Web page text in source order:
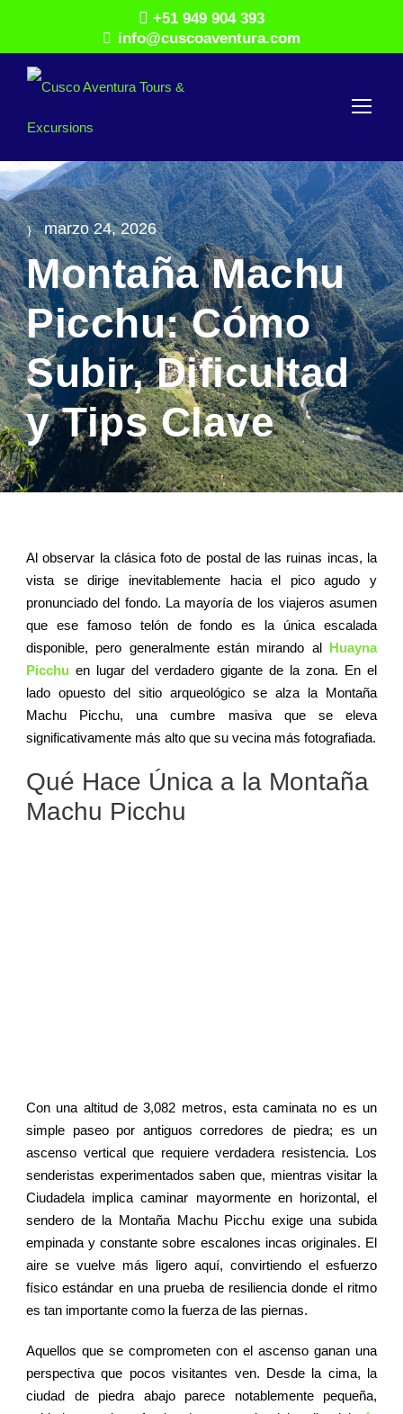
+51 949 904 393
info@cuscoaventura.com
marzo 24, 2026
Montaña Machu
Picchu: Cómo
Subir, Dificultad
y Tips Clave
Al observar la clásica foto de postal de las ruinas incas, la
vista se dirige inevitablemente hacia el pico agudo y
pronunciado del fondo. La mayoría de los viajeros asumen
que ese famoso telón de fondo es la única escalada
disponible, pero generalmente están mirando al Huayna
Picchu en lugar del verdadero gigante de la zona. En el
lado opuesto del sitio arqueológico se alza la Montaña
Machu Picchu, una cumbre masiva que se eleva
significativamente más alto que su vecina más fotografiada.
Qué Hace Única a la Montaña
Machu Picchu
Con una altitud de 3,082 metros, esta caminata no es un
simple paseo por antiguos corredores de piedra; es un
ascenso vertical que requiere verdadera resistencia. Los
senderistas experimentados saben que, mientras visitar la
Ciudadela implica caminar mayormente en horizontal, el
sendero de la Montaña Machu Picchu exige una subida
empinada y constante sobre escalones incas originales. El
aire se vuelve más ligero aquí, convirtiendo el esfuerzo
físico estándar en una prueba de resiliencia donde el ritmo
es tan importante como la fuerza de las piernas.
Aquellos que se comprometen con el ascenso ganan una
perspectiva que pocos visitantes ven. Desde la cima, la
ciudad de piedra abajo parece notablemente pequeña,